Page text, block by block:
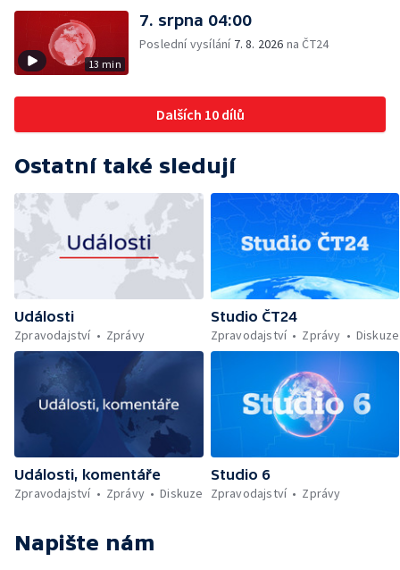
13 min
7. srpna 04:00
Poslední vysílání 7. 8. 2026 na ČT24
Dalších 10 dílů
Ostatní také sledují
Události
Zpravodajství
Zprávy
Studio ČT24
Zpravodajství
Zprávy Diskuze
Události, komentáře
Zpravodajství
Zprávy Diskuze
Studio 6
Zpravodajství
Zprávy
Napište nám